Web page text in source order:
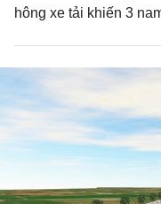
hông xe tải khiến 3